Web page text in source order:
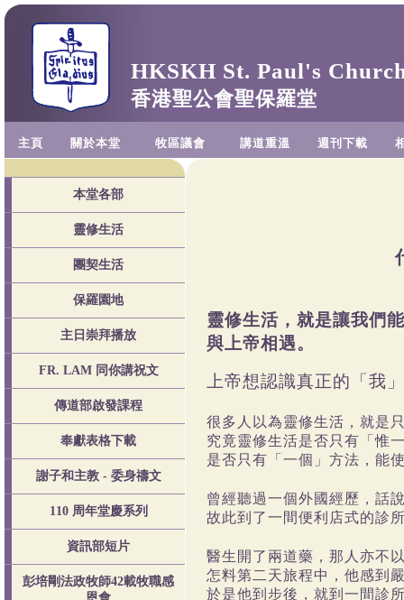
HKSKH St. Paul's
香港聖公會聖保羅堂
主頁 關於本堂 牧區議會 講道重溫 週刊下載
本堂各部
靈修生活
團契生活
保羅園地
主日崇拜播放
FR. LAM 同你講祝文
傳道部啟發課程
奉獻表格下載
謝子和主教 - 委身禱文
110 周年堂慶系列
資訊部短片
彭培剛法政牧師42載牧職感
靈修生活 ， 就是讓我們能
與 上帝相遇。
上帝想認識真正的 「我 」
很多 人 以為靈修生活 ， 就是
究竟靈修生活是否 只 有 「惟
是否 只 有 「 一個 」 方法 ， 能
曾經聽過一個外國 經歷 ， 話
故此到 了一 間便利 店式的診
醫生 開 了 兩道藥 ，那人亦不
怎料第二天旅程中，他感到
於是他到步後，就到一間診